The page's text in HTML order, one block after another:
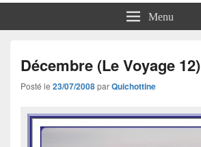
Menu
Décembre (Le Voyage 12)
Posté le 23/07/2008parQuichottine